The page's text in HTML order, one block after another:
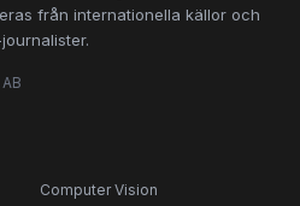
från internationella källor och
Computer Vision